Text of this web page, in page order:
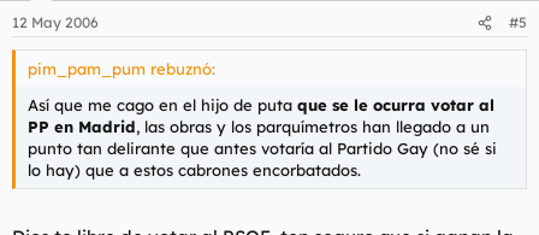
12 May 2006 #5
pim_pam_pum rebuznó:
Así que me cago en el hijo de puta que se le ocurra votar al
PP en Madrid, las obras y los parquímetros han llegado a un
punto tan delirante que antes votaría al Partido Gay (no sé si
lo hay) que a estos cabrones encorbatados.